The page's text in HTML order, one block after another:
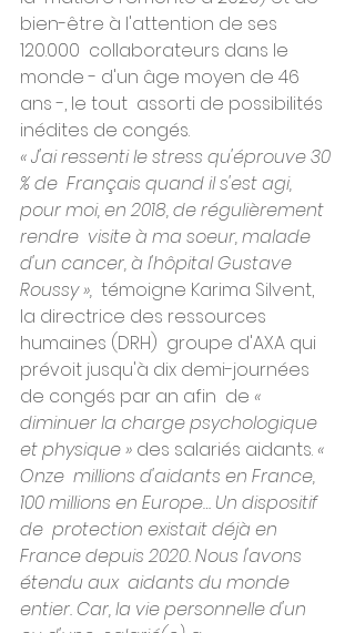
bien-être à l'attention de ses
120.000  collaborateurs dans le
monde - d'un âge moyen de 46
ans -, le tout  assorti de possibilités
inédites de congés.
« J'ai ressenti le stress qu'éprouve 30
% de  Français quand il s'est agi,
pour moi, en 2018, de régulièrement
rendre  visite à ma soeur, malade
d'un cancer, à l'hôpital Gustave
Roussy »,
  témoigne Karima Silvent,
la directrice des ressources
humaines (DRH)  groupe d'AXA qui
prévoit jusqu'à dix demi-journées
de congés par an afin  de «
diminuer la charge psychologique
et physique » des salariés aidants. «
Onze  millions d'aidants en France,
100 millions en Europe… Un dispositif
de  protection existait déjà en
France depuis 2020. Nous l'avons
étendu aux  aidants du monde
entier. Car, la vie personnelle d'un